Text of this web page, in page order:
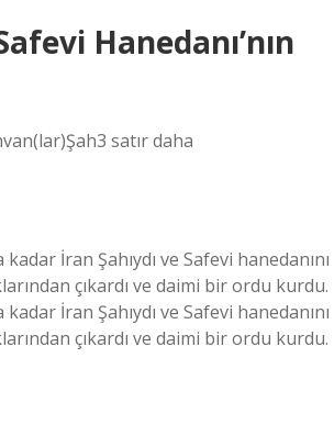
Hanedanı’nın
satır daha
İran Şahıydı ve Safevi hanedanını
çıkardı ve daimi bir ordu kurdu.
İran Şahıydı ve Safevi hanedanını
çıkardı ve daimi bir ordu kurdu.